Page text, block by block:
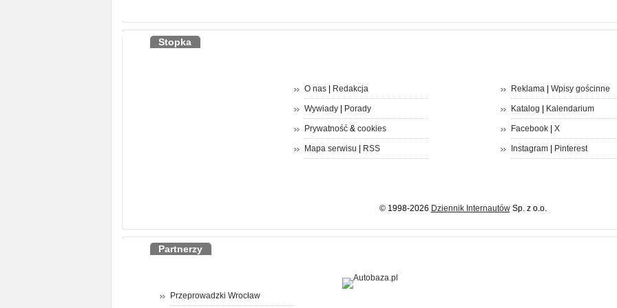
Stopka
O nas| Redakcja
Wywiady| Porady
Prywatność& cookies
Mapa serwisu RSS
Reklama| Wpisy gościnne
Katalog Kalendarium
Facebook| X
Instagram| Pinterest
© 1998-2026 Dziennik InternautówSp. z o.o.
Partnerzy
Przeprowadzki Wrocław